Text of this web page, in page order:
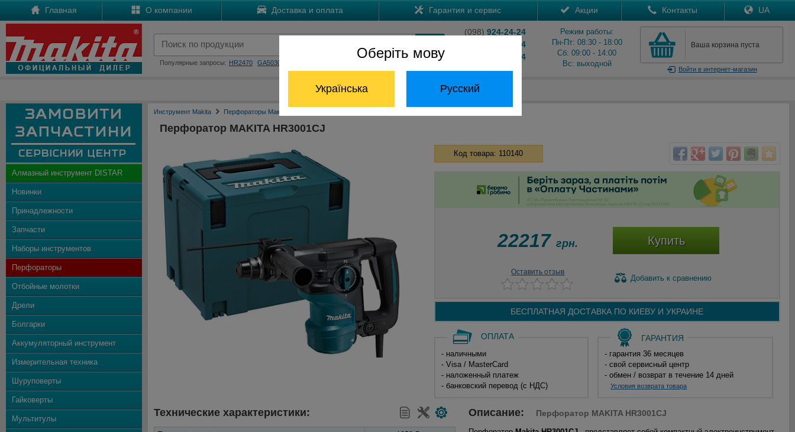
Оберіть мову
Українська Русский
Главная О компании Доставка и оплата Гарантия и сервис Акции Контакты UA
Популярные запросы: HR2470 GA5030
(098) 924-24-24
204-24-24
824-24-24
Режим работы:
Пн-Пт: 08:30 - 18:00
Сб: 09:00 - 14:00
Вс: выходной
Ваша корзина пуста
Войтив интернет-магазин
Отдел запчастей: (068) 824-24-24
Алмазный инструмент DISTAR
Новинки
Принадлежности
Запчасти
Наборы инструментов
Перфораторы
Отбойные молотки
Дрели
Болгарки
Аккумуляторный инструмент
Измерительная техника
Шуруповерты
Гайковерты
Мультитулы
Инструмент Makita Перфораторы Макита
Перфоратор MAKITA HR3001CJ
Код товара: 110140
22217грн. Купить
Оставить отзыв
Добавить к сравнению
БЕСПЛАТНАЯ ДОСТАВКА ПО КИЕВУ И УКРАИНЕ
ОПЛАТА
- наличными
- Visa / MasterCard
- наложенный платеж
- банковский перевод (с НДС)
ГАРАНТИЯ
- гарантия 36 месяцев
- свой сервисный центр
- обмен / возврат в течение 14 дней
Условия возврата товара
Технические характеристики: Описание: Перфоратор MAKITA HR3001CJ